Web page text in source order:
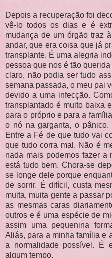
Depois a recuperação foi
vê-lo todos os dias e é
mudança de um órgão traz
andar, que era coisa que já
transplante. É uma alegria
pessoa que nos é tão
claro, não podia ser tudo
semana passada, o meu pai
devido a uma infecção.
transplantado é muito baixa
para o próprio e para a
o nó na garganta, o pânico.
Entre a Fé de que tudo vai
que tudo corra mal. Não é
nada mais podemos fazer a
está tudo bem. Chora-se
se longe dele porque
de sorrir. É difícil, custa
muita, muita gente a passar
as mesmas caras
outros e é uma espécie de
assim uma pequenina
Aliás, para a minha família e
a normalidade possível. É
algum tempo.